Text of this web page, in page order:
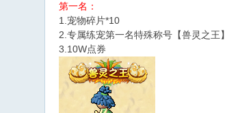
第一名：
1.宠物碎片*10
2.专属练宠第一名特殊称号【兽灵之王】
3.10W点券